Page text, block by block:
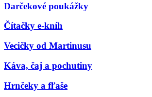
Darčekové poukážky
Čítačky e-kníh
Vecičky od Martinusu
Káva, čaj a pochutiny
Hrnčeky a fľaše